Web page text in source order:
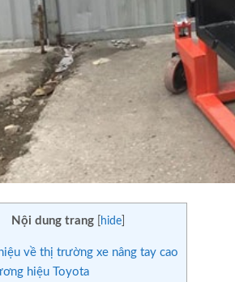
Nội dung trang hide]
về thị trường xe nâng tay cao
hiệu Toyota